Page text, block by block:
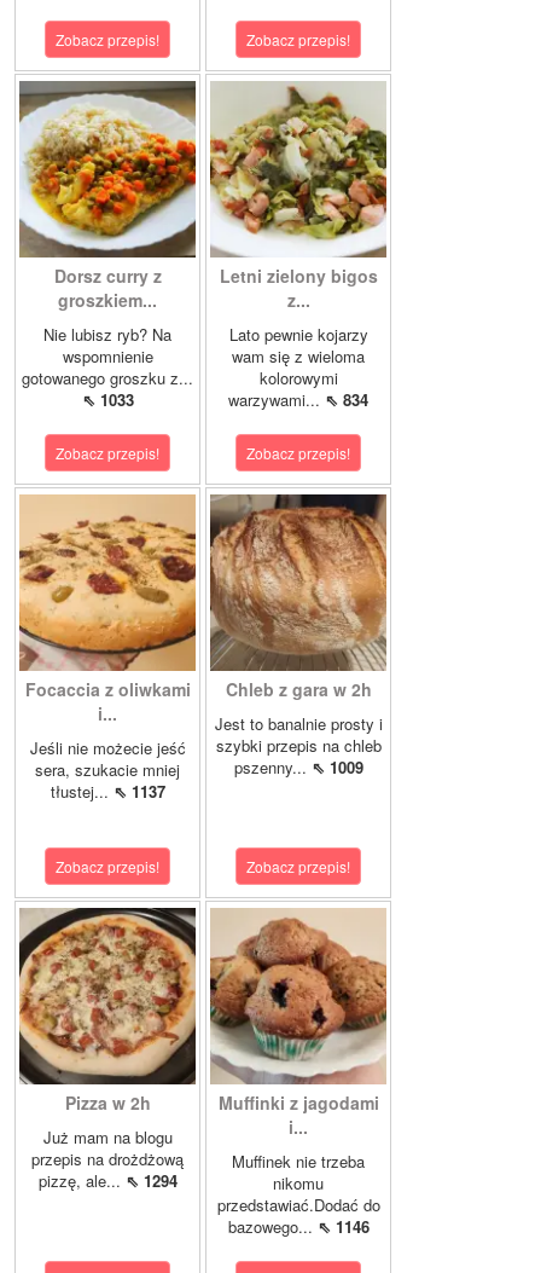
Zobacz przepis! Zobacz przepis!
Dorsz curry z
groszkiem...
Nie lubisz ryb? Na
wspomnienie
gotowanego groszku z...
⇖ 1033
Zobacz przepis!
Letni zielony bigos
z...
Lato pewnie kojarzy
wam się z wieloma
kolorowymi
warzywami... ⇖ 834
Zobacz przepis!
Focaccia z oliwkami
i...
Jeśli nie możecie jeść
sera, szukacie mniej
tłustej... ⇖ 1137
Zobacz przepis!
Chleb z gara w 2h
Jest to banalnie prosty i
szybki przepis na chleb
pszenny... ⇖ 1009
Zobacz przepis!
Pizza w 2h
Już mam na blogu
przepis na drożdżową
pizzę, ale... ⇖ 1294
Muffinki z jagodami
i...
Muffinek nie trzeba
nikomu
przedstawiać.Dodać do
bazowego... ⇖ 1146